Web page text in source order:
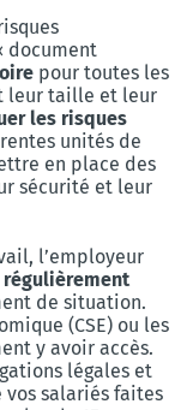
document
pour toutes les
leur taille et leur
les risques
unités de
en place des
sécurité et leur
l’employeur
régulièrement
de situation.
(CSE) ou les
y avoir accès.
légales et
salariés faites